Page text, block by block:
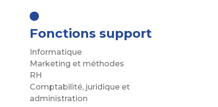
Fonctions support
Informatique
Marketing et méthodes
RH
Comptabilité, juridique et
administration